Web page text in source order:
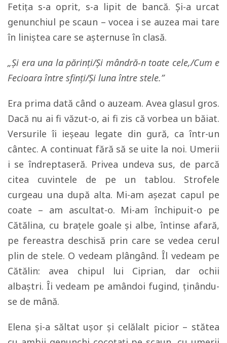
Fetiţa s-a oprit, s-a lipit de bancă. Şi-a urcat
genunchiul pe scaun – vocea i se auzea mai tare
în liniştea care se aşternuse în clasă.
„Şi era una la părinţi/Şi mândră-n toate cele,/Cum e
Fecioara între sfinţi/Şi luna între stele.”
Era prima dată când o auzeam. Avea glasul gros.
Dacă nu ai fi văzut-o, ai fi zis că vorbea un băiat.
Versurile îi ieşeau legate din gură, ca într-un
cântec. A continuat fără să se uite la noi. Umerii
i se îndreptaseră. Privea undeva sus, de parcă
citea cuvintele de pe un tablou. Strofele
curgeau una după alta. Mi-am aşezat capul pe
coate – am ascultat-o. Mi-am închipuit-o pe
Cătălina, cu braţele goale şi albe, întinse afară,
pe fereastra deschisă prin care se vedea cerul
plin de stele. O vedeam plângând. Îl vedeam pe
Cătălin: avea chipul lui Ciprian, dar ochii
albaștri. Îi vedeam pe amândoi fugind, ţinându-
se de mână.
Elena şi-a săltat uşor şi celălalt picior – stătea